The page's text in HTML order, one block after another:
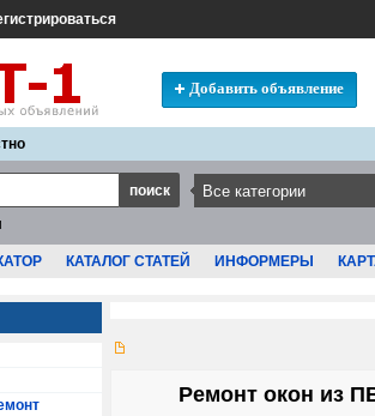
Добавить объявление
КАТАЛОГ СТАТЕЙ ИНФОРМЕРЫ
Ремонт окон из